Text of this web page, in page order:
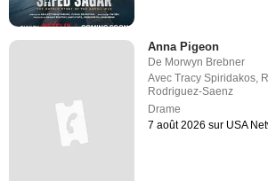
Anna Pigeon
De Morwyn Brebner
AvecTracy Spiridakos,
Rodriguez-Saenz
Drame
7 août 2026 sur USA